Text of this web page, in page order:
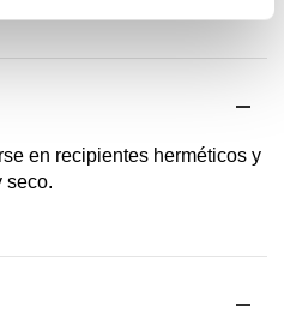
en recipientes herméticos y
seco.